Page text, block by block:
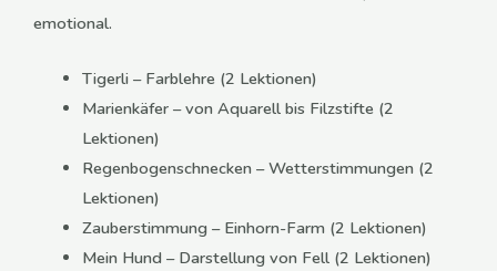
emotional.
Tigerli – Farblehre (2 Lektionen)
Marienkäfer – von Aquarell bis Filzstifte (2
Lektionen)
Regenbogenschnecken – Wetterstimmungen (2
Lektionen)
Zauberstimmung – Einhorn-Farm (2 Lektionen)
Mein Hund – Darstellung von Fell (2 Lektionen)